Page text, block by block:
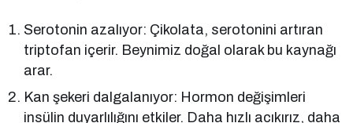
Serotonin azalıyor: Çikolata, serotonini artıran
triptofan içerir. Beynimiz doğal olarak bu kaynağı
arar.
Kan şekeri dalgalanıyor: Hormon değişimleri
insülin duyarlılığını etkiler. Daha hızlı acıkırız, daha